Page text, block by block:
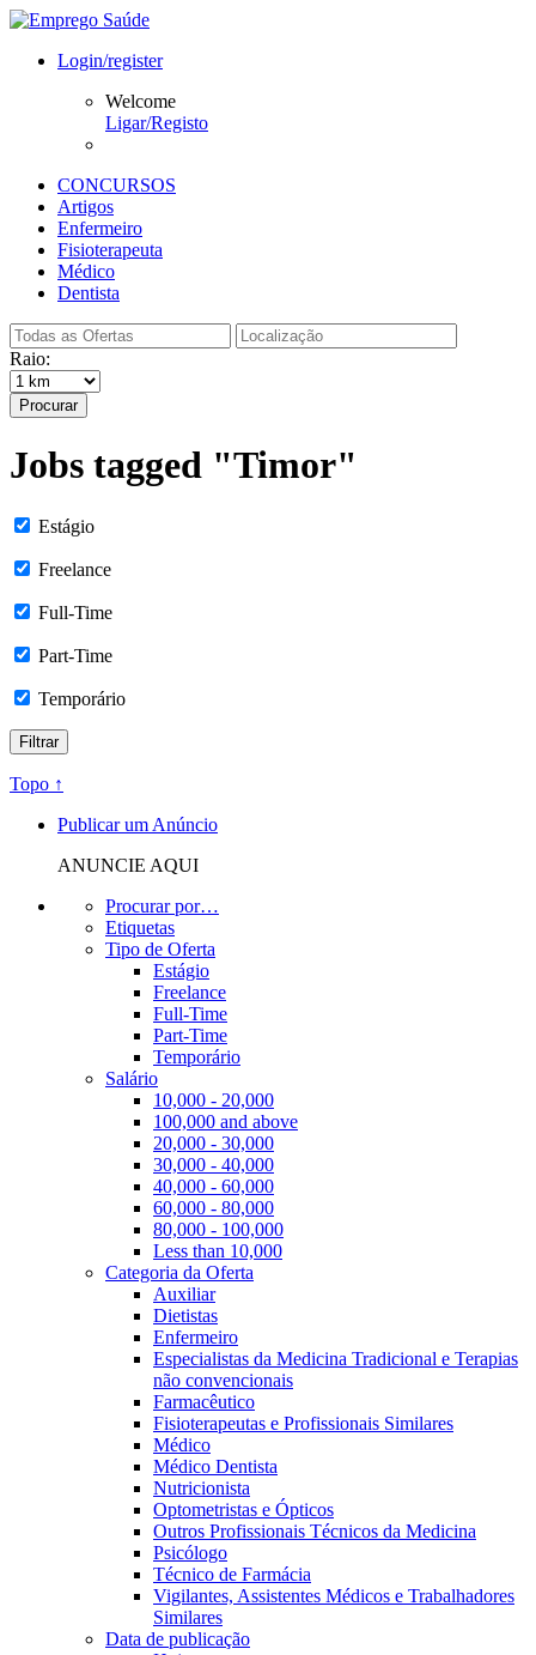
Login/register
Welcome
Ligar/Registo
CONCURSOS
Artigos
Enfermeiro
Fisioterapeuta
Médico
Dentista
Raio:
Procurar
Jobs tagged "Timor"
Estágio
Freelance
Full-Time
Part-Time
Temporário
Topo ↑
Publicar um Anúncio
ANUNCIE AQUI
Procurar por…
Etiquetas
Tipo de Oferta
Estágio
Freelance
Full-Time
Part-Time
Temporário
Salário
10,000 - 20,000
100,000 and above
20,000 - 30,000
30,000 - 40,000
40,000 - 60,000
60,000 - 80,000
80,000 - 100,000
Less than 10,000
Categoria da Oferta
Auxiliar
Dietistas
Enfermeiro
Especialistas da Medicina Tradicional e Terapias
não convencionais
Farmacêutico
Fisioterapeutas e Profissionais Similares
Médico
Médico Dentista
Nutricionista
Optometristas e Ópticos
Outros Profissionais Técnicos da Medicina
Psicólogo
Técnico de Farmácia
Vigilantes, Assistentes Médicos e Trabalhadores
Similares
Data de publicação